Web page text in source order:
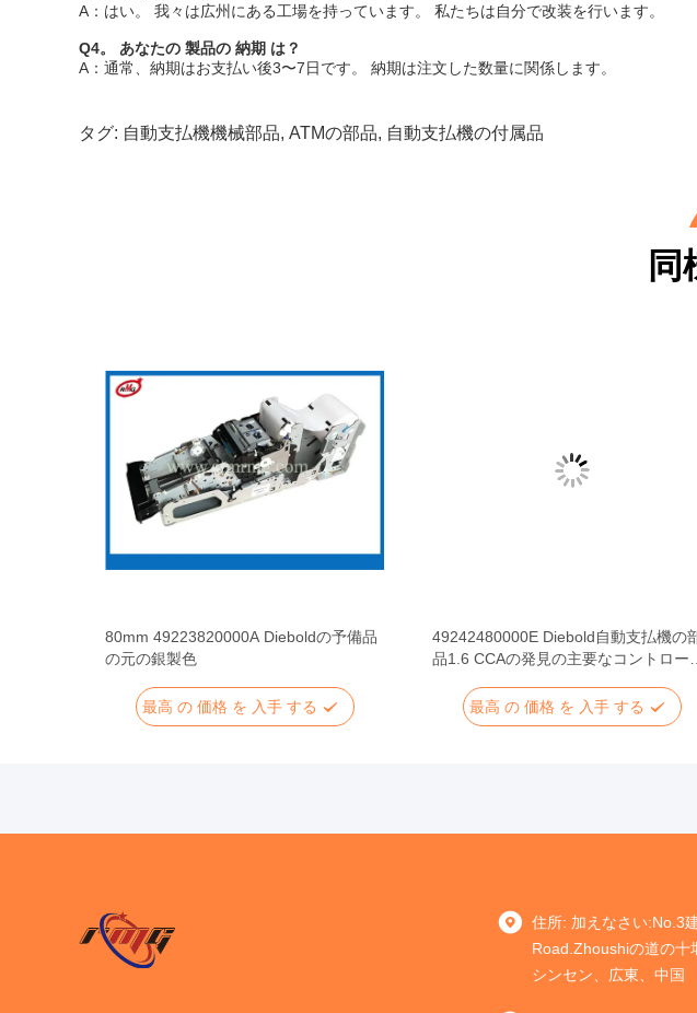
A：はい。
我々は広州にある工場を持っています。 私たちは自分で改装を行います。
Q4。 あなたの 製品の 納期 は？
A：通常、納期はお支払い後3〜7日です。
納期は注文した数量に関係します。
タグ: 自動支払機機械部品, ATMの部品, 自動支払機の付属品
同
80mm 49223820000A Dieboldの予備品
の元の銀製色
最高 の 価格 を 入手 する
49242480000E Diebold自動支払機の
品1.6 CCAの発見の主要なコントローラ
最高 の 価格 を 入手 する
住所: 加えなさい:No.3
Road.Zhoushiの道の十
シンセン、広東、中国